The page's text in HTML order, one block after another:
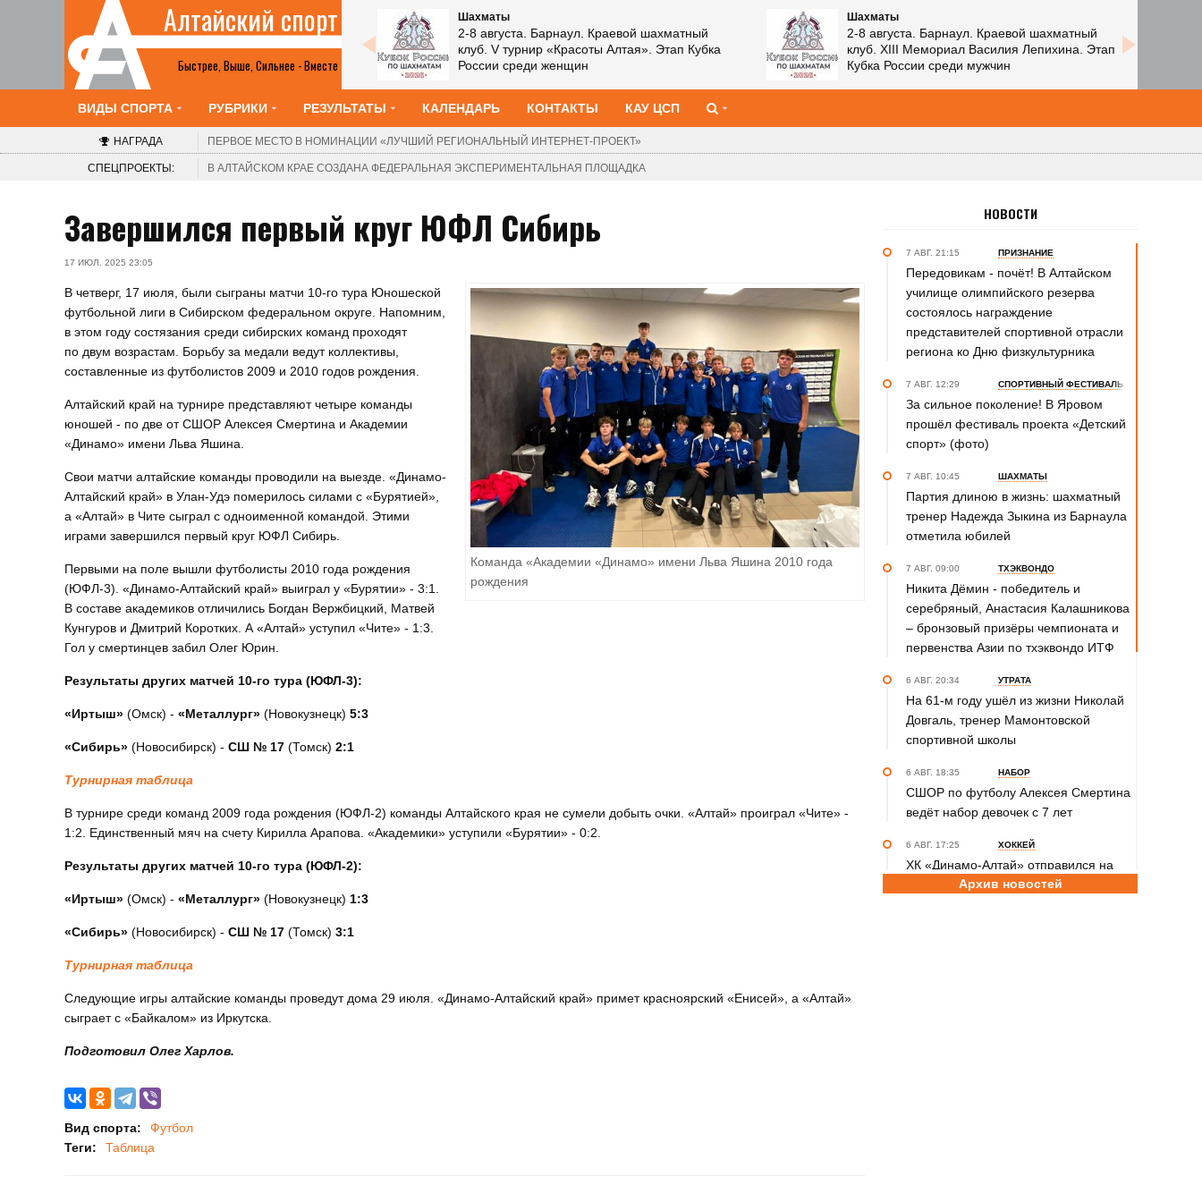
Быстрее, Выше, Сильнее - Вместе
Алтайский спорт
Все анонсы
Шахматы
2-8 августа. Барнаул. Краевой шахматный
клуб. V турнир «Красоты Алтая». Этап Кубка
России среди женщин
Шахматы
2-8 августа. Барнаул. Краевой шахматный
клуб. XIII Мемориал Василия Лепихина. Этап
Кубка России среди мужчин
ВИДЫ СПОРТА РУБРИКИ РЕЗУЛЬТАТЫ КАЛЕНДАРЬ КОНТАКТЫ КАУ ЦСП
НАГРАДА ПЕРВОЕ МЕСТО В НОМИНАЦИИ «ЛУЧШИЙ РЕГИОНАЛЬНЫЙ ИНТЕРНЕТ-ПРОЕКТ»
СПЕЦПРОЕКТЫ: В АЛТАЙСКОМ КРАЕ СОЗДАНА ФЕДЕРАЛЬНАЯ ЭКСПЕРИМЕНТАЛЬНАЯ ПЛОЩАДКА
Завершился первый круг ЮФЛ Сибирь
17 ИЮЛ. 2025 23:05
Команда «Академии «Динамо» имени Льва Яшина 2010 года
рождения
В четверг, 17 июля, были сыграны матчи 10-го тура Юношеской
футбольной лиги в Сибирском федеральном округе. Напомним,
в этом году состязания среди сибирских команд проходят
по двум возрастам. Борьбу за медали ведут коллективы,
составленные из футболистов 2009 и 2010 годов рождения.
Алтайский край на турнире представляют четыре команды
юношей - по две от СШОР Алексея Смертина и Академии
«Динамо» имени Льва Яшина.
Свои матчи алтайские команды проводили на выезде. «Динамо-
Алтайский край» в Улан-Удэ померилось силами с «Бурятией»,
а «Алтай» в Чите сыграл с одноименной командой. Этими
играми завершился первый круг ЮФЛ Сибирь.
Первыми на поле вышли футболисты 2010 года рождения
(ЮФЛ-3). «Динамо-Алтайский край» выиграл у «Бурятии» - 3:1.
В составе академиков отличились Богдан Вержбицкий, Матвей
Кунгуров и Дмитрий Коротких. А «Алтай» уступил «Чите» - 1:3.
Гол у смертинцев забил Олег Юрин.
Результаты других матчей 10-го тура (ЮФЛ-3):
«Иртыш» (Омск) - «Металлург» (Новокузнецк) 5:3
«Сибирь» (Новосибирск) - СШ № 17 (Томск) 2:1
Турнирная таблица
В турнире среди команд 2009 года рождения (ЮФЛ-2) команды Алтайского края не сумели добыть очки. «Алтай» проиграл «Чите» -
1:2. Единственный мяч на счету Кирилла Арапова. «Академики» уступили «Бурятии» - 0:2.
Результаты других матчей 10-го тура (ЮФЛ-2):
«Иртыш» (Омск) - «Металлург» (Новокузнецк) 1:3
«Сибирь» (Новосибирск) - СШ № 17 (Томск) 3:1
Турнирная таблица
Следующие игры алтайские команды проведут дома 29 июля. «Динамо-Алтайский край» примет красноярский «Енисей», а «Алтай»
сыграет с «Байкалом» из Иркутска.
Подготовил Олег Харлов.
Вид спорта:
Футбол
Теги:
Таблица
НОВОСТИ
7 АВГ. 21:15 ПРИЗНАНИЕ
Передовикам - почёт! В Алтайском
училище олимпийского резерва
состоялось награждение
представителей спортивной отрасли
региона ко Дню физкультурника
7 АВГ. 12:29 СПОРТИВНЫЙ ФЕСТИВАЛЬ
За сильное поколение! В Яровом
прошёл фестиваль проекта «Детский
спорт» (фото)
7 АВГ. 10:45 ШАХМАТЫ
Партия длиною в жизнь: шахматный
тренер Надежда Зыкина из Барнаула
отметила юбилей
7 АВГ. 09:00 ТХЭКВОНДО
Никита Дёмин - победитель и
серебряный, Анастасия Калашникова
– бронзовый призёры чемпионата и
первенства Азии по тхэквондо ИТФ
6 АВГ. 20:34 УТРАТА
На 61-м году ушёл из жизни Николай
Довгаль, тренер Мамонтовской
спортивной школы
6 АВГ. 18:35 НАБОР
СШОР по футболу Алексея Смертина
ведёт набор девочек с 7 лет
6 АВГ. 17:25 ХОККЕЙ
ХК «Динамо-Алтай» отправился на
первые контрольные матчи
Архив новостей